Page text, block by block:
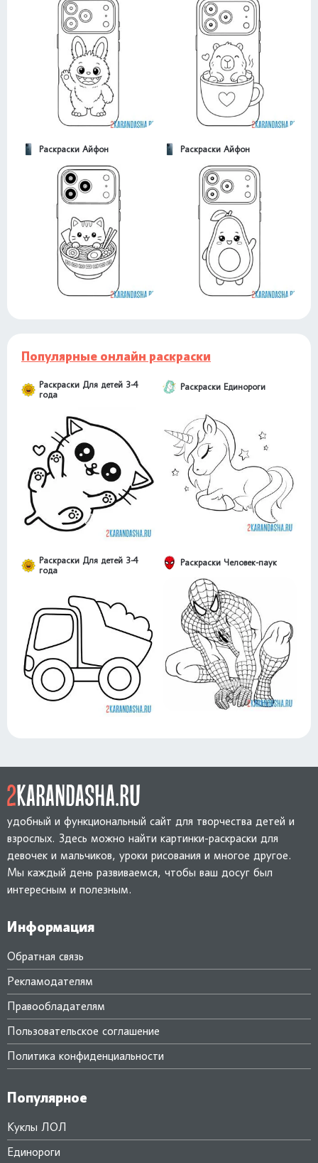
Раскраски Айфон Раскраски Айфон
Популярные онлайн раскраски
Раскраски Для детей 3-4
года
Раскраски Единороги
Раскраски Для детей 3-4
года
Раскраски Человек-паук
удобный и функциональный сайт для творчества детей и
взрослых. Здесь можно найти картинки-раскраски для
девочек и мальчиков, уроки рисования и многое другое.
Мы каждый день развиваемся, чтобы ваш досуг был
интересным и полезным.
Информация
Обратная связь
Рекламодателям
Правообладателям
Пользовательское соглашение
Политика конфиденциальности
Популярное
Куклы ЛОЛ
Единороги